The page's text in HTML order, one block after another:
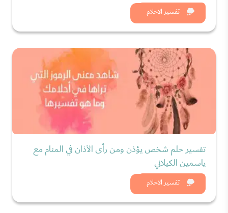
تفسير الاحلام
شاهد الان
تفسير الاحلام
تفسير حلم شخص يؤذن ومن رأى الأذان في المنام مع
ياسمين الكيلاني
شاهد الان